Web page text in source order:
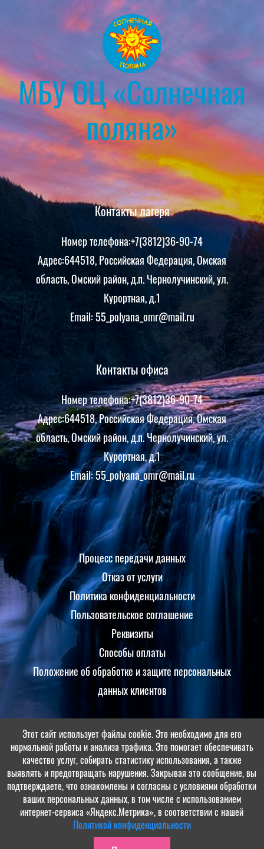
МБУ ОЦ «Солнечная
поляна»
Контакты лагеря
Номер телефона:+7(3812)36-90-74
Адрес:644518, Российская Федерация, Омская
область, Омский район, д.п. Чернолучинский, ул.
Курортная, д.1
Email: 55_polyana_omr@mail.ru
Контакты офиса
Номер телефона:+7(3812)36-90-74
Адрес:644518, Российская Федерация, Омская
область, Омский район, д.п. Чернолучинский, ул.
Курортная, д.1
Email: 55_polyana_omr@mail.ru
Процесс передачи данных
Отказ от услуги
Политика конфиденциальности
Пользовательское соглашение
Реквизиты
Способы оплаты
Положение об обработке и защите персональных
данных клиентов
Принимаем оплаты
© МБУ ОЦ «Солнечная поляна», 2022-2026. Разработка и поддержка:
Этот сайт использует файлы cookie. Это необходимо для его
нормальной работы и анализа трафика. Это помогает обеспечивать
качество услуг, собирать статистику использования, а также
выявлять и предотвращать нарушения. Закрывая это сообщение, вы
подтверждаете, что ознакомлены и согласны с условиями обработки
ваших персональных данных, в том числе с использованием
интернет-сервиса «Яндекс.Метрика», в соответствии с нашей
Политикой конфиденциальности